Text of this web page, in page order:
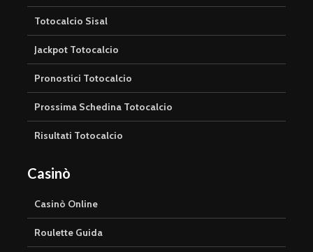
Totocalcio Sisal
Jackpot Totocalcio
Pronostici Totocalcio
Prossima Schedina Totocalcio
Risultati Totocalcio
Casinò
Casinò Online
Roulette Guida